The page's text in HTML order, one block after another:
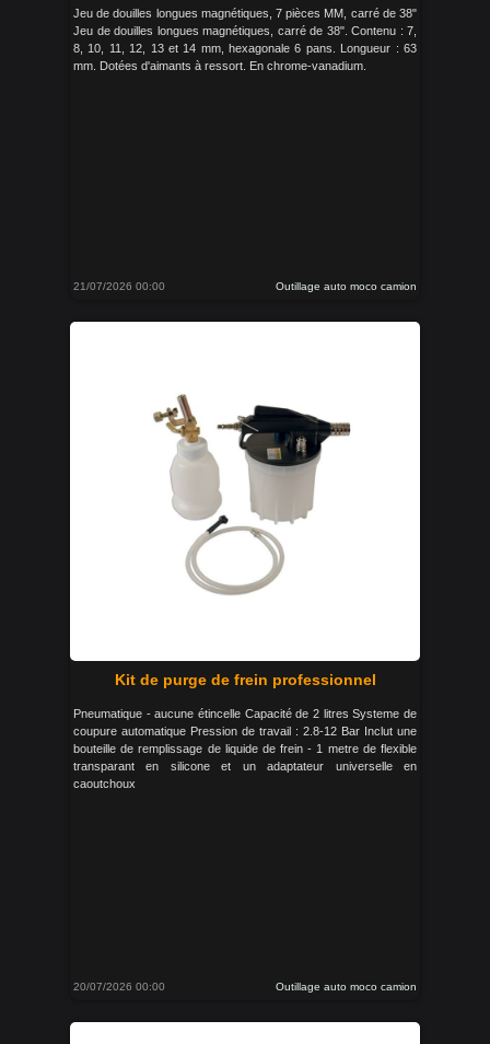
Jeu de douilles longues magnétiques, 7 pièces MM, carré de 38"
Jeu de douilles longues magnétiques, carré de 38". Contenu : 7,
8, 10, 11, 12, 13 et 14 mm, hexagonale 6 pans. Longueur : 63
mm. Dotées d'aimants à ressort. En chrome-vanadium.
21/07/2026 00:00 Outillage auto moco camion
Kit de purge de frein professionnel
Pneumatique - aucune étincelle Capacité de 2 litres Systeme de
coupure automatique Pression de travail : 2.8-12 Bar Inclut une
bouteille de remplissage de liquide de frein - 1 metre de flexible
transparant en silicone et un adaptateur universelle en
caoutchoux
20/07/2026 00:00 Outillage auto moco camion